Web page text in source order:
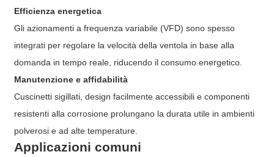
Efficienza energetica
Gli azionamenti a frequenza variabile (VFD) sono spesso
integrati per regolare la velocità della ventola in base alla
domanda in tempo reale, riducendo il consumo energetico.
Manutenzione e affidabilità
Cuscinetti sigillati, design facilmente accessibili e componenti
resistenti alla corrosione prolungano la durata utile in ambienti
polverosi e ad alte temperature.
Applicazioni comuni